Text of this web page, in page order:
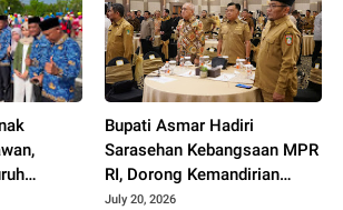
Bupati Asmar Hadiri
Sarasehan Kebangsaan MPR
RI, Dorong Kemandirian
Fiskal Daerah
July 20, 2026